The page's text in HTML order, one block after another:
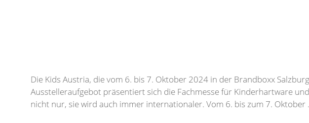
Die Kids Austria, die vom 6. bis 7. Oktober 2024 in der Brandboxx
Ausstelleraufgebot präsentiert sich die Fachmesse für Kinderhartware
nicht nur, sie wird auch immer internationaler. Vom 6. bis zum 7. Oktober